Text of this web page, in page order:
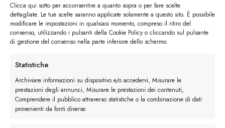
Clicca qui sotto per acconsentire a quanto sopra o per fare scelte
dettagliate. Le tue scelte saranno applicate solamente a questo sito. È possibile
modificare le impostazioni in qualsiasi momento, compreso il ritiro del
consenso, utilizzando i pulsanti della Cookie Policy o cliccando sul pulsante
di gestione del consenso nella parte inferiore dello schermo.
Statistiche
Archiviare informazioni su dispositivo e/o accedervi, Misurare le
prestazioni degli annunci, Misurare le prestazioni dei contenuti,
Comprendere il pubblico attraverso statistiche o la combinazione di dati
provenienti da fonti diverse.
#image_title
#image_title
I trackback sono chiusi, ma puoi lasciare un commento
←Precedente
Successivo